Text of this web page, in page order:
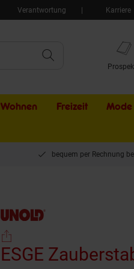
Verantwortung Karriere
Wohnen Freizeit Mode
bequem per Rechnung
ESGE